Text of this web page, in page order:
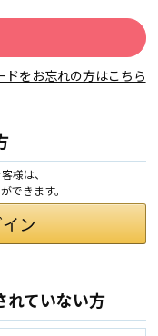
ドをお忘れの方はこちら
様は、
できます。
れていない方